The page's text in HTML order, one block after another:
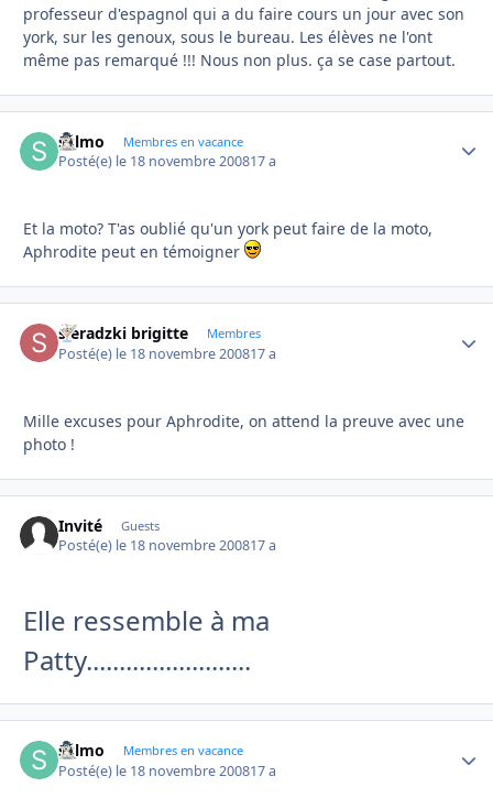
professeur d'espagnol qui a du faire cours un jour avec son
york, sur les genoux, sous le bureau. Les élèves ne l'ont
même pas remarqué !!! Nous non plus. ça se case partout.
sylmo Membres en vacance
Posté(e) le 18 novembre 200817 a
Et la moto? T'as oublié qu'un york peut faire de la moto,
Aphrodite peut en témoigner
sieradzki brigitte Membres
Posté(e) le 18 novembre 200817 a
Mille excuses pour Aphrodite, on attend la preuve avec une
photo !
Invité Guests
Posté(e) le 18 novembre 200817 a
Elle ressemble à ma
Patty.........................
sylmo Membres en vacance
Posté(e) le 18 novembre 200817 a